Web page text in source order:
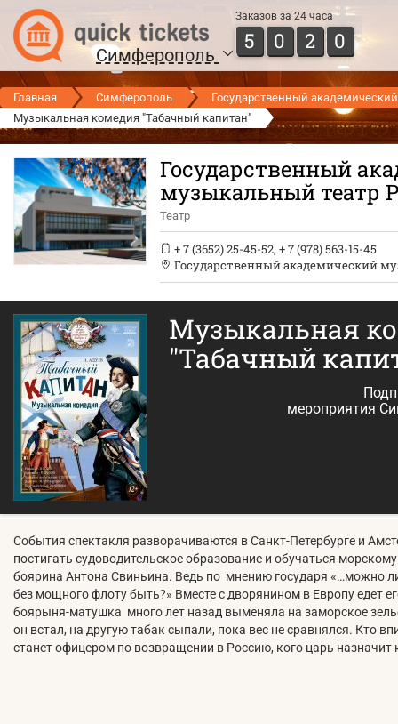
Симферополь
Заказов за 24 часа
5 0 2 0
Главная Симферополь
Государственный
Музыкальная комедия "Табачный капитан"
Государственный
музыкальный театр
Театр
+ 7 (3652) 25-45-52, + 7 (978) 563-15-45
Государственный академический
Музыкальная
"Табачный
мероприятия
События спектакля разворачиваются в Санкт-Петербурге и
постигать судоводительское образование и обучаться
боярина Антона Свиньина. Ведь по мнению государя «…можно
без мощного флоту быть?» Вместе с дворянином в Европу едет
боярыня-матушка много лет назад выменяла на заморское
он встал, на другую табак сыпали, пока вес не сравнялся. Кто
станет офицером по возвращении в Россию, кого царь назначит